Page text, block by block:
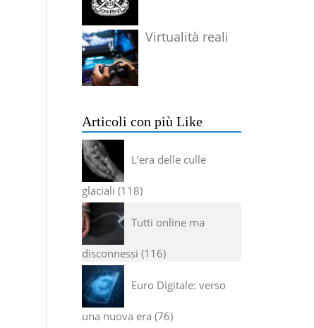
Virtualità reali
Articoli con più Like
L’era delle culle
glaciali 118
Tutti online ma
disconnessi 116
Euro Digitale: verso
una nuova era 76